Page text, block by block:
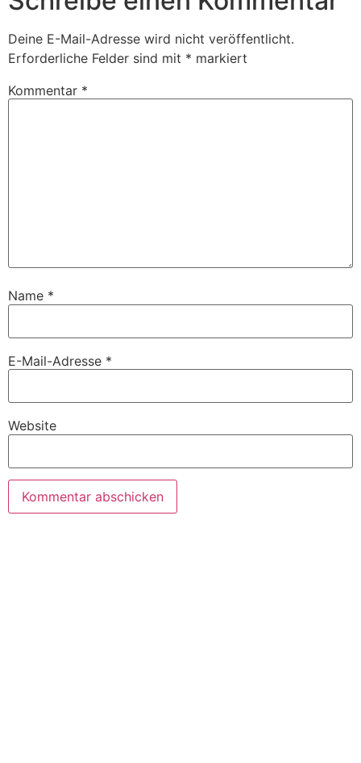
Deine E-Mail-Adresse wird nicht veröffentlicht.
Erforderliche Felder sind mit * markiert
Kommentar *
Name *
E-Mail-Adresse *
Website